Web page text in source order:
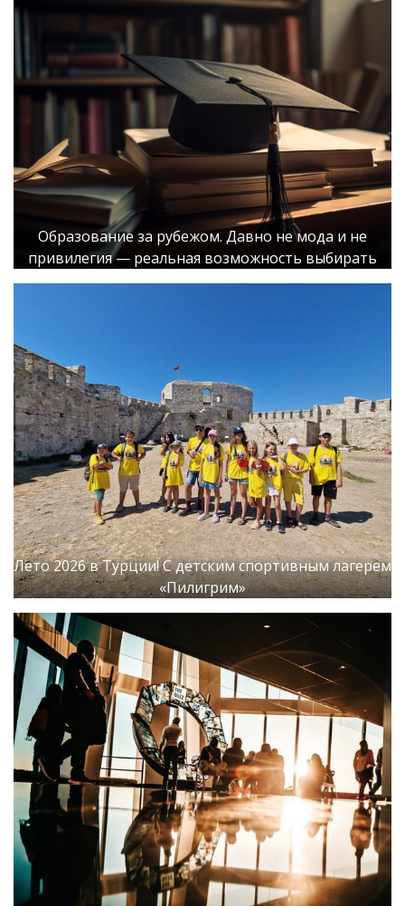
Образование за рубежом. Давно не мода и не
привилегия — реальная возможность выбирать
Лето 2026 в Турции! С детским спортивным лагерем
«Пилигрим»